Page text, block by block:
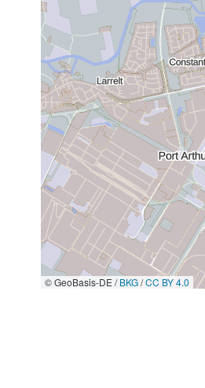
© GeoBasis-DE /BKG/CC BY 4.0